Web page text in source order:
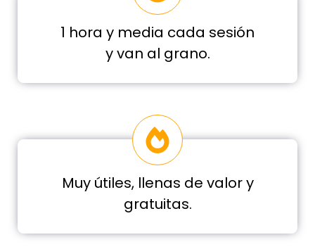
1 hora y media cada sesión
y van al grano.
Muy útiles, llenas de valor y
gratuitas.